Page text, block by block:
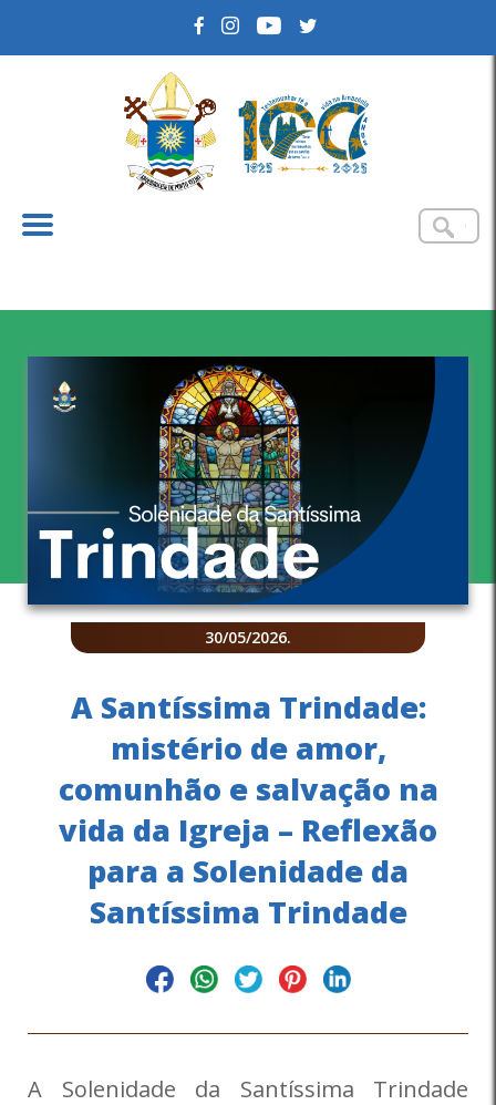
30/05/2026.
A Santíssima Trindade:
mistério de amor,
comunhão e salvação na
vida da Igreja – Reflexão
para a Solenidade da
Santíssima Trindade
A Solenidade da Santíssima Trindade